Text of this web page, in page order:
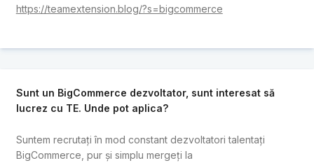
https://teamextension.blog/?s=bigcommerce
Sunt un BigCommerce dezvoltator, sunt interesat să
lucrez cu TE. Unde pot aplica?
Suntem recrutați în mod constant dezvoltatori talentați
BigCommerce, pur și simplu mergeți la